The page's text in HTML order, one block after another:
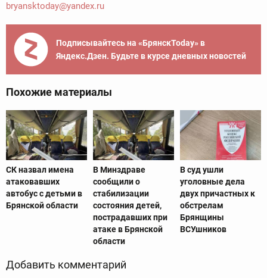
bryansktoday@yandex.ru
Подписывайтесь на «БрянскToday» в
Яндекс.Дзен. Будьте в курсе дневных новостей
Похожие материалы
СК назвал имена
атаковавших
автобус с детьми в
Брянской области
В Минздраве
сообщили о
стабилизации
состояния детей,
пострадавших при
атаке в Брянской
области
В суд ушли
уголовные дела
двух причастных к
обстрелам
Брянщины
ВСУшников
Добавить комментарий